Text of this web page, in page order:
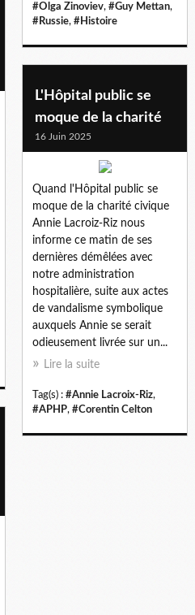
#Olga Zinoviev, #Guy Mettan,
#Russie, #Histoire
L'Hôpital public se
moque de la charité
16 Juin 2025
Quand l'Hôpital public se
moque de la charité civique
Annie Lacroiz-Riz nous
informe ce matin de ses
dernières démêlées avec
notre administration
hospitalière, suite aux actes
de vandalisme symbolique
auxquels Annie se serait
odieusement livrée sur un...
Lire la suite
Tag(s) : #Annie Lacroix-Riz,
#APHP, #Corentin Celton